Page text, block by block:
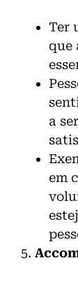
Ter
que
a
em
5.